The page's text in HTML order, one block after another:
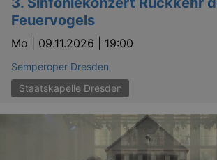
Feuervogels
Mo | 09.11.2026 | 19:00
Semperoper Dresden
Staatskapelle Dresden